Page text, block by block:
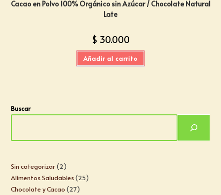
Cacao en Polvo 100% Orgánico sin Azúcar / Chocolate Natural
Late
$ 30.000
Añadir al carrito
Buscar
Sin categorizar 2
Alimentos Saludables 25
Chocolate y Cacao 27